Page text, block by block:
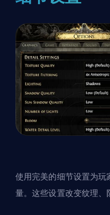
使用完美的细节设置为
量。这些设置改变纹理、